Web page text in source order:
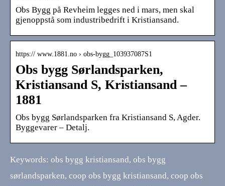
Obs Bygg på Revheim legges ned i mars, men skal
gjenoppstå som industribedrift i Kristiansand.
https:// www.1881.no › obs-bygg_103937087S1
Obs bygg Sørlandsparken,
Kristiansand S, Kristiansand –
1881
Obs bygg Sørlandsparken fra Kristiansand S, Agder.
Byggevarer – Detalj.
Keywords: obs bygg kristiansand, obs bygg
sørlandsparken, coop obs bygg kristiansand, coop obs